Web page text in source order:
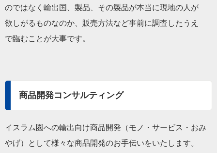
のではなく輸出国、製品、その製品が本当に現地の人が
欲しがるものなのか、販売方法など事前に調査したうえ
で臨むことが大事です。
商品開発コンサルティング
イスラム圏への輸出向け商品開発（モノ・サービス・おみ
やげ）として様々な商品開発のお手伝いをいたします。